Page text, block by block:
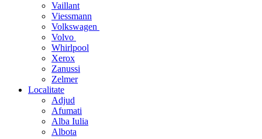
Vaillant
Viessmann
Volkswagen
Volvo
Whirlpool
Xerox
Zanussi
Zelmer
Localitate
Adjud
Afumati
Alba Iulia
Albota